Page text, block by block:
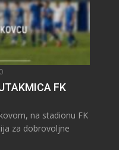
0
FK
na stadionu FK
za dobrovoljne